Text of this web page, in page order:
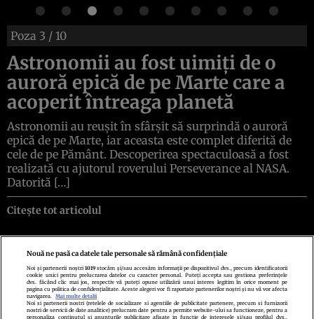
Poza 3 / 10
Astronomii au fost uimiți de o
auroră epică de pe Marte care a
acoperit întreaga planetă
Astronomii au reușit în sfârșit să surprindă o auroră
epică de pe Marte, iar aceasta este complet diferită de
cele de pe Pământ. Descoperirea spectaculoasă a fost
realizată cu ajutorul roverului Perseverance al NASA.
Datorită […]
Citește tot articolul
Politica de confidenţialitatePolitica de cookiesTermeni şi condiţii
Echipa redacționalăContactSetări Cookies
Nouă ne pasă ca datele tale personale să rămână confidențiale
Noi și partenerii noștri1019 stocăm și/sau accesăm informații pe dispozitivul dvs., precum identificatorii
cookie unici pentru prelucrarea datelor cu caracter personal. Puteți accepta sau gestiona preferințele
dvs. făcând clic mai jos, respectiv vă puteți opune utilizării unui interes legitim în orice moment pe
pagina cu politica de confidențialitate. Aceste alegeri vor fi raportate partenerilor noștri și nu vă vor afecta
navigarea.
Mai multe detalii
Noi si partenerii nostri (retelele de socializare si agentiile de publicitate partenere, precum si furnizorii
nostri de servicii de date analitice) prelucram date pentru a permite website-ului sa functioneze, pentru a
personaliza continutul si anunturile publicitare afisate in functie de interesele si/sau profilul dvs.,